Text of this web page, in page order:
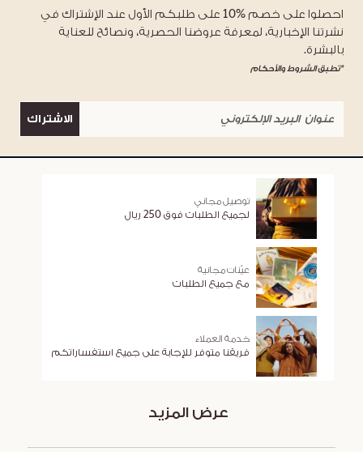
احصلوا على خصم %10 على طلبكم الأول عند الإشتراك في
نشرتنا الإخبارية، لمعرفة عروضنا الحصرية، ونصائح للعناية
بالبشرة.
*تطبق الشروط والأحكام
الاشتراك
توصيل مجاني
لجميع الطلبات فوق 250 ريال
عيّنات مجانية
مع جميع الطلبات
خدمة العملاء
فريقنا متوفر للإجابة على جميع استفساراتكم
عرض المزيد